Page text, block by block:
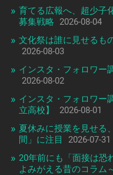
育てる広報へ、超少子
募集戦略
2026-08-04
文化祭は誰に見せるも
2026-08-03
インスタ・フォロワー
2026-08-02
インスタ・フォロワ
立高校】
2026-08-01
夏休みに授業を見せる
間」に注目
2026-07-31
20年前にも「面接は恐
よみがえる昔のコラム